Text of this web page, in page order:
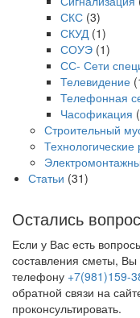
СКС (3)
СКУД(1)
СОУЭ (1)
СС- Сети
Телевидение
Телефонная
Часофикация
Строительный
Статьи (31)
Остались
Если у Вас есть
составления сметы,
телефону +7(981)159-
обратной связи на
проконсультировать.